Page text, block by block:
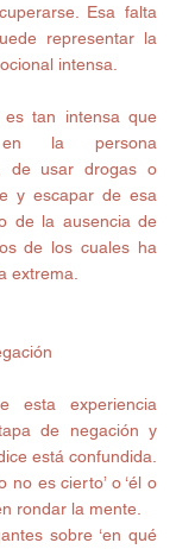
Esa falta
representar la
intensa.
es tan intensa que
la persona
de usar drogas o
y escapar de esa
de la ausencia de
de los cuales ha
extrema.
esta experiencia
de negación y
está confundida.
no es cierto’ o ‘él o
rondar la mente.
sobre ‘en qué